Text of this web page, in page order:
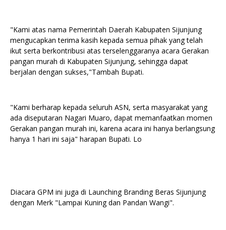
"Kami atas nama Pemerintah Daerah Kabupaten Sijunjung
mengucapkan terima kasih kepada semua pihak yang telah
ikut serta berkontribusi atas terselenggaranya acara Gerakan
pangan murah di Kabupaten Sijunjung, sehingga dapat
berjalan dengan sukses,"Tambah Bupati.
"Kami berharap kepada seluruh ASN, serta masyarakat yang
ada diseputaran Nagari Muaro, dapat memanfaatkan momen
Gerakan pangan murah ini, karena acara ini hanya berlangsung
hanya 1 hari ini saja" harapan Bupati. Lo
Diacara GPM ini juga di Launching Branding Beras Sijunjung
dengan Merk "Lampai Kuning dan Pandan Wangi".